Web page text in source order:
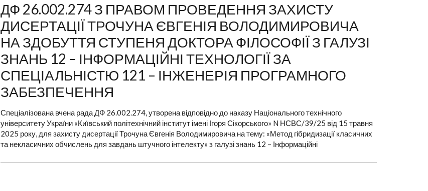
ДФ 26.002.274 З ПРАВОМ ПРОВЕДЕННЯ ЗАХИСТУ
ДИСЕРТАЦІЇ ТРОЧУНА ЄВГЕНІЯ ВОЛОДИМИРОВИЧА
НА ЗДОБУТТЯ СТУПЕНЯ ДОКТОРА ФІЛОСОФІЇ З ГАЛУЗІ
ЗНАНЬ 12 – ІНФОРМАЦІЙНІ ТЕХНОЛОГІЇ ЗА
СПЕЦІАЛЬНІСТЮ 121 – ІНЖЕНЕРІЯ ПРОГРАМНОГО
ЗАБЕЗПЕЧЕННЯ
Спеціалізована вчена рада ДФ 26.002.274, утворена відповідно до наказу Національного технічного
університету України «Київський політехнічний інститут імені Ігоря Сікорського» N НСВС/39/25 від 15 травня
2025 року, для захисту дисертації Трочуна Євгенія Володимировича на тему: «Метод гібридизації класичних
та некласичних обчислень для завдань штучного інтелекту» з галузі знань 12 – Інформаційні